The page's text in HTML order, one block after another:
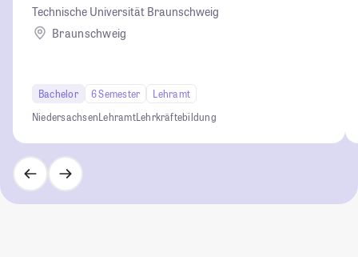
Technische Universität Braunschweig
Braunschweig
Bachelor 6 Semester
Lehramt
NiedersachsenLehramtLehrkräftebildung